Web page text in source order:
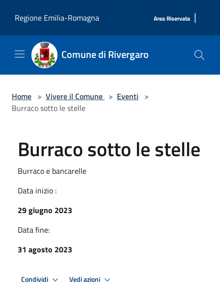
Regione Emilia-Romagna
Area Riservata |
Comune di Rivergaro
Home > Vivere il Comune > Eventi >
Burraco sotto le stelle
Burraco sotto le stelle
Burraco e bancarelle
Data inizio :
29 giugno 2023
Data fine:
31 agosto 2023
Condividi Vedi azioni